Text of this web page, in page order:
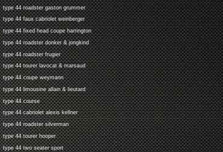
type 44 roadster gaston grummer
type 44 faux cabriolet weinberger
type 44 fixed head coupe harrington
type 44 roadster donker & jongkind
type 44 roadster frugier
type 44 tourer lavocat & marsaud
type 44 coupe weymann
type 44 limousine allain & lieutard
type 44 course
type 44 cabriolet alexis kellner
type 44 roadster silverman
type 44 tourer hooper
type 44 two seater sport